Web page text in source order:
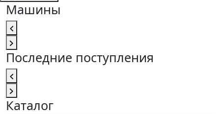
Машины
Последние поступления
Каталог